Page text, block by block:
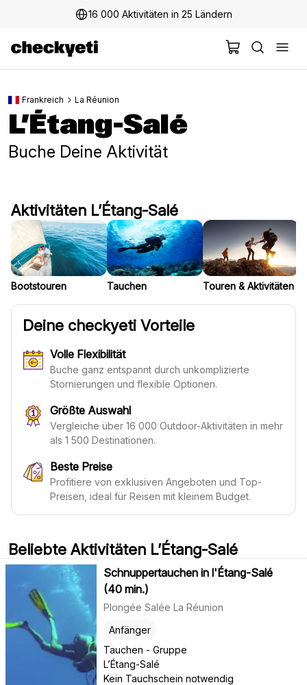
16 000 Aktivitäten in 25 Ländern
Frankreich La Réunion
L’Étang-Salé
Buche Deine Aktivität
Aktivitäten L’Étang-Salé
Bootstouren Tauchen Touren & Aktivitäten
Deine checkyeti Vorteile
Volle Flexibilität
Buche ganz entspannt durch unkomplizierte
Stornierungen und flexible Optionen.
Größte Auswahl
Vergleiche über 16 000 Outdoor-Aktivitäten in mehr
als 1 500 Destinationen.
Beste Preise
Profitiere von exklusiven Angeboten und Top-
Preisen, ideal für Reisen mit kleinem Budget.
Beliebte Aktivitäten L’Étang-Salé
Schnuppertauchen in l'Étang-Salé
(40 min.)
Plongée Salée La Réunion
Tauchen - Gruppe
L’Étang-Salé
Anfänger
Kein Tauchschein notwendig